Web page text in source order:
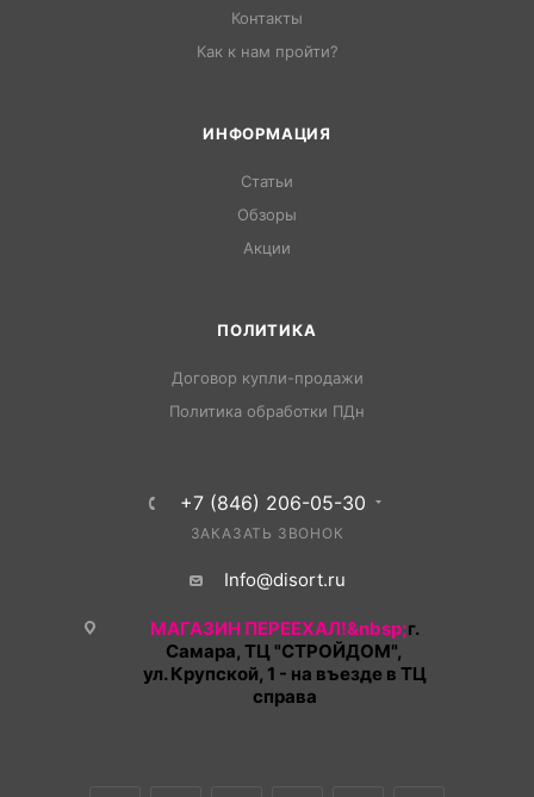
Контакты
Как к нам пройти?
ИНФОРМАЦИЯ
Статьи
Обзоры
Акции
ПОЛИТИКА
Договор купли-продажи
Политика обработки ПДн
+7 (846) 206-05-30
ЗАКАЗАТЬ ЗВОНОК
Info@disort.ru
МАГАЗИН ПЕРЕЕХАЛ!&nbsp;г.
Самара, ТЦ "СТРОЙДОМ",
ул. Крупской, 1 - на въезде в ТЦ
справа